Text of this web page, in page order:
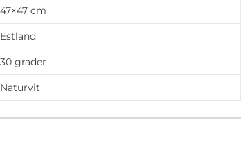
47×47 cm
Estland
30 grader
Naturvit